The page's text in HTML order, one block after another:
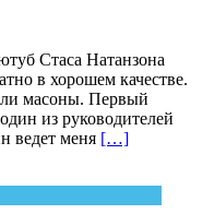
Стаса Натанзона
в хорошем качестве.
масоны. Первый
из руководителей
ведет меня […]